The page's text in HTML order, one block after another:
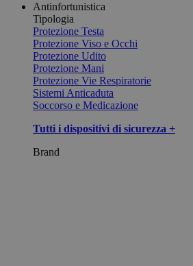
Antinfortunistica
Tipologia
Protezione Testa
Protezione Viso e Occhi
Protezione Udito
Protezione Mani
Protezione Vie Respiratorie
Sistemi Anticaduta
Soccorso e Medicazione
Tutti i dispositivi di sicurezza +
Brand